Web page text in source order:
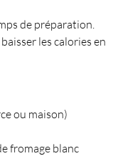
de préparation.
les calories en
ou maison)
fromage blanc